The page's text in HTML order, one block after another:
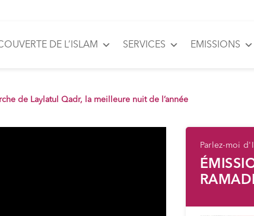
DE L’ISLAM SERVICES EMISSIONS
de Laylatul Qadr, la meilleure nuit de l’année
Parlez-moi